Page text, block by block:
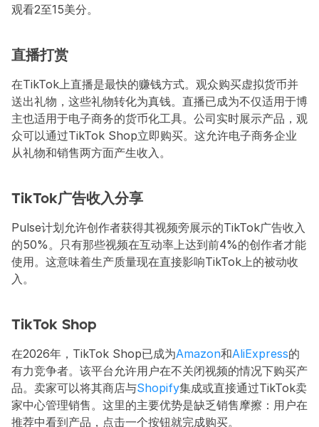
观看2至15美分。
直播打赏
在TikTok上直播是最快的赚钱方式。观众购买虚拟货币并
送出礼物，这些礼物转化为真钱。直播已成为不仅适用于博
主也适用于电子商务的货币化工具。公司实时展示产品，观
众可以通过TikTok Shop立即购买。这允许电子商务企业
从礼物和销售两方面产生收入。
TikTok广告收入分享
Pulse计划允许创作者获得其视频旁展示的TikTok广告收入
的50%。只有那些视频在互动率上达到前4%的创作者才能
使用。这意味着生产质量现在直接影响TikTok上的被动收
入。
TikTok Shop
在2026年，TikTok Shop已成为Amazon和AliExpress的
有力竞争者。该平台允许用户在不关闭视频的情况下购买产
品。卖家可以将其商店与Shopify集成或直接通过TikTok卖
家中心管理销售。这里的主要优势是缺乏销售摩擦：用户在
推荐中看到产品，点击一个按钮就完成购买。